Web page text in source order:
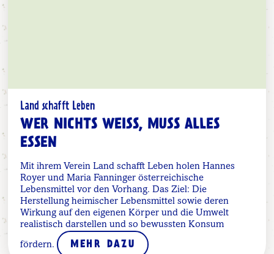
Land schafft Leben
WER NICHTS WEISS, MUSS ALLES E
SSEN
Mit ihrem Verein Land schafft Leben holen Hannes
Royer und Maria Fanninger österreichische
Lebensmittel vor den Vorhang. Das Ziel: Die
Herstellung heimischer Lebensmittel sowie deren
Wirkung auf den eigenen Körper und die Umwelt
realistisch darstellen und so bewussten Konsum
fördern. MEHR DAZU